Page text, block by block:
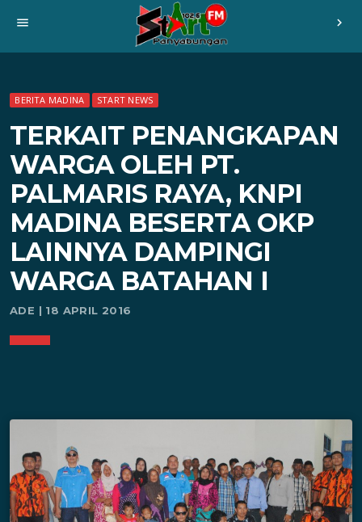
menu chevron_right
BERITA MADINA START NEWS
TERKAIT PENANGKAPAN
WARGA OLEH PT.
PALMARIS RAYA, KNPI
MADINA BESERTA OKP
LAINNYA DAMPINGI
WARGA BATAHAN I
ADE | 18 APRIL 2016